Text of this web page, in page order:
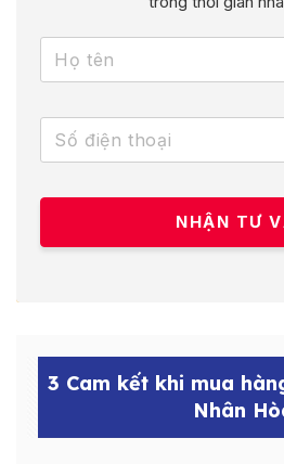
3 Cam kết khi mua
Nhân